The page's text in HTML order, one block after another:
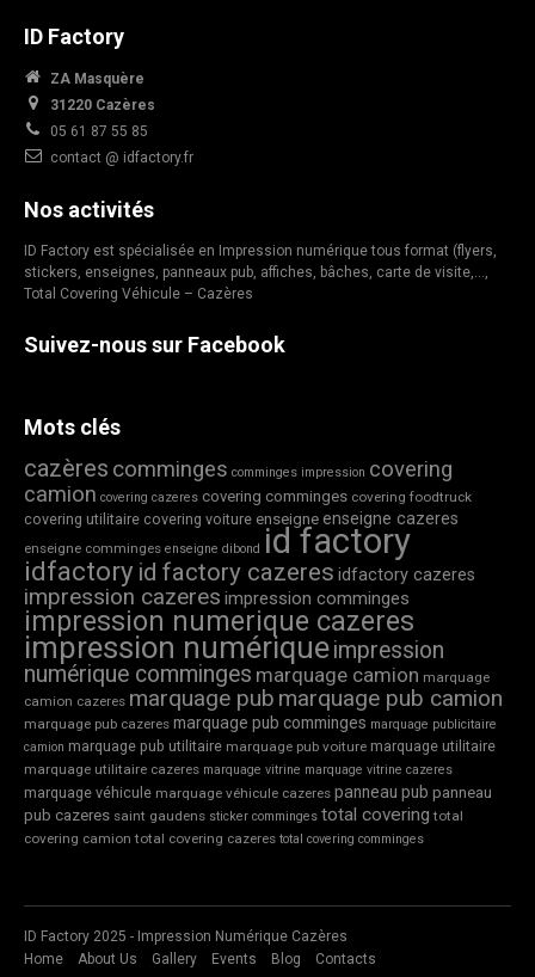
ID Factory
ZA Masquère
31220 Cazères
05 61 87 55 85
contact @ idfactory.fr
Nos activités
ID Factory est spécialisée en Impression numérique tous format (flyers,
stickers, enseignes, panneaux pub, affiches, bâches, carte de visite,…,
Total Covering Véhicule – Cazères
Suivez-nous sur Facebook
Mots clés
cazères comminges comminges impression covering
camion covering cazeres covering comminges covering foodtruck
covering utilitaire covering voiture enseigne enseigne cazeres
enseigne comminges enseigne dibond id factory
idfactory id factory cazeres idfactory cazeres
impression cazeres impression comminges
impression numerique cazeres
impression numériqueimpression
numérique comminges marquage camion marquage
camion cazeres marquage pub marquage pub camion
marquage pub cazeres marquage pub comminges marquage publicitaire
camion marquage pub utilitaire marquage pub voiture marquage utilitaire
marquage utilitaire cazeres marquage vitrine marquage vitrine cazeres
marquage véhicule marquage véhicule cazeres panneau pub panneau
pub cazeres saint gaudens sticker comminges total covering total
covering camion total covering cazeres total covering comminges
ID Factory 2025 - Impression Numérique Cazères
Home
About Us Gallery Events Blog Contacts